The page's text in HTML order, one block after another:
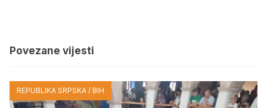
Povezane vijesti
REPUBLIKA SRPSKA / BIH